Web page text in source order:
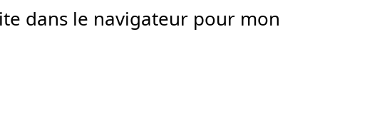
dans le navigateur pour mon